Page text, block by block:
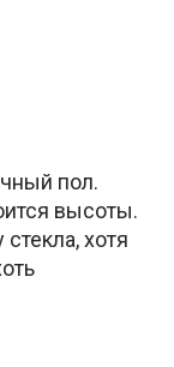
пол.
высоты.
хотя